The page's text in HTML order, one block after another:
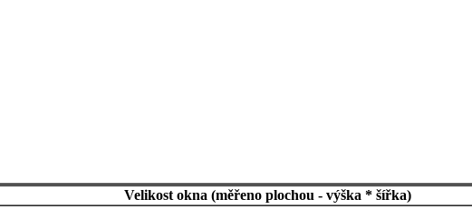
Velikost okna (měřeno plochou - výška * šířka)